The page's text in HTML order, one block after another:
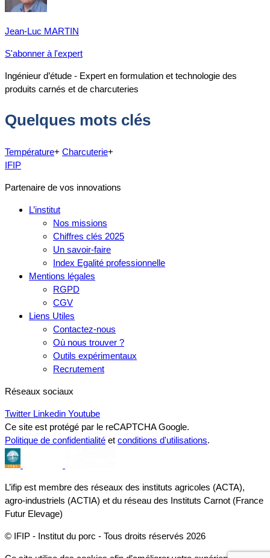
Jean-Luc MARTIN
S'abonner à l'expert
Ingénieur d’étude - Expert en formulation et technologie des
produits carnés et de charcuteries
Quelques mots clés
Température+ Charcuterie+
IFIP
Partenaire de vos innovations
L’institut
Nos missions
Chiffres clés 2025
Un savoir-faire
Index Egalité professionnelle
Mentions légales
RGPD
CGV
Liens Utiles
Contactez-nous
Où nous trouver ?
Outils expérimentaux
Recrutement
Réseaux sociaux
Twitter Linkedin Youtube
Ce site est protégé par le reCAPTCHA Google.
Politique de confidentialité et conditions d'utilisations.
L’ifip est membre des réseaux des instituts agricoles (ACTA),
agro-industriels (ACTIA) et du réseau des Instituts Carnot (France
Futur Elevage)
© IFIP - Institut du porc - Tous droits réservés 2026